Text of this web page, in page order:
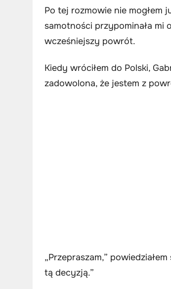
Po tej rozmowie nie mogłem
samotności przypominała mi
wcześniejszy powrót.
Kiedy wróciłem do Polski,
zadowolona, że jestem z
„Przepraszam,”
tą decyzją.”